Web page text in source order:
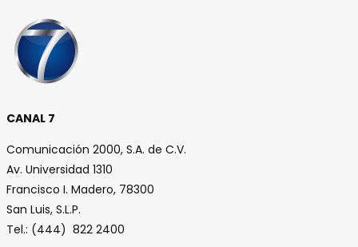
CANAL 7
Comunicación 2000, S.A. de C.V.
Av. Universidad 1310
Francisco I. Madero, 78300
San Luis, S.L.P.
Tel.: (444) 822 2400